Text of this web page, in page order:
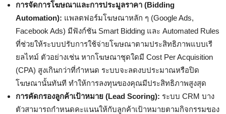
การจัดการโฆษณาและการประมูลราคา (Bidding
Automation): แพลตฟอร์มโฆษณาหลัก ๆ (Google Ads,
Facebook Ads) มีฟังก์ชัน Smart Bidding และ Automated Rules
ที่ช่วยให้ระบบปรับการใช้จ่ายโฆษณาตามประสิทธิภาพแบบเรี
ยลไทม์ ตัวอย่างเช่น หากโฆษณาชุดใดมี Cost Per Acquisition
(CPA) สูงเกินกว่าที่กำหนด ระบบจะลดงบประมาณหรือปิด
โฆษณานั้นทันที ทำให้การลงทุนของคุณมีประสิทธิภาพสูงสุด
การคัดกรองลูกค้าเป้าหมาย (Lead Scoring): ระบบ CRM บาง
ตัวสามารถกำหนดคะแนนให้กับลูกค้าเป้าหมายตามกิจกรรมของ